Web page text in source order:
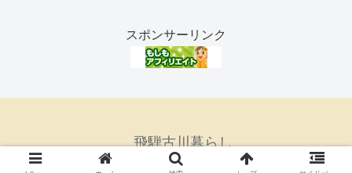
スポンサーリンク
飛騨古川暮らし
© 2021 飛騨古川暮らし.